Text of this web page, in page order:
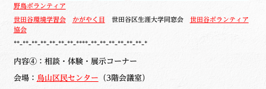
野鳥ボランティア
世田谷環境学習会 かがやく目 世田谷区生涯大学同窓会 世田谷ボランティア
協会
**-**-**-**-**-**-**-****-**-**-**-**-**-**-*
内容④：相談・体験・展示コーナー
会場： 烏山区民センター （3階会議室）